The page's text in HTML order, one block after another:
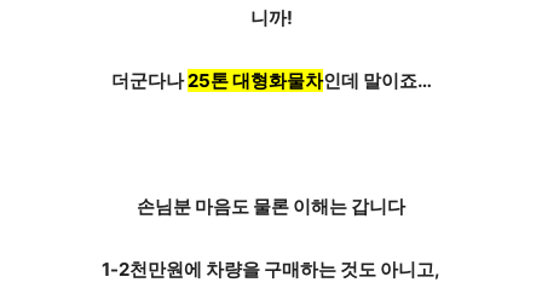
니까!
더군다나25톤 대형화물차인데 말이죠…
손님분 마음도 물론 이해는 갑니다
1-2천만원에 차량을 구매하는 것도 아니고,